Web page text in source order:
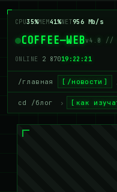
CPU42%MEM40%NET972 Mb/s
COFFEE—WEBv4.0 //
ONLINE 2 87619:22:21
/главная /новости
cd /блог › как